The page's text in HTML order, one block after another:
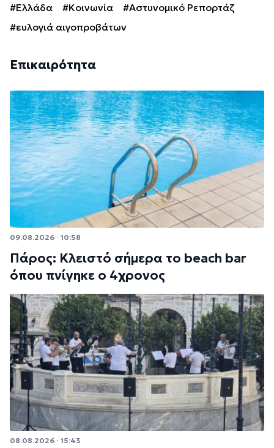
#Ελλάδα #Κοινωνία
#Αστυνομικό Ρεπορτάζ
#ευλογιά αιγοπροβάτων
Επικαιρότητα
09.08.2026 · 10:58
Πάρος: Κλειστό σήμερα το beach bar
όπου πνίγηκε ο 4χρονος
08.08.2026 · 15:43